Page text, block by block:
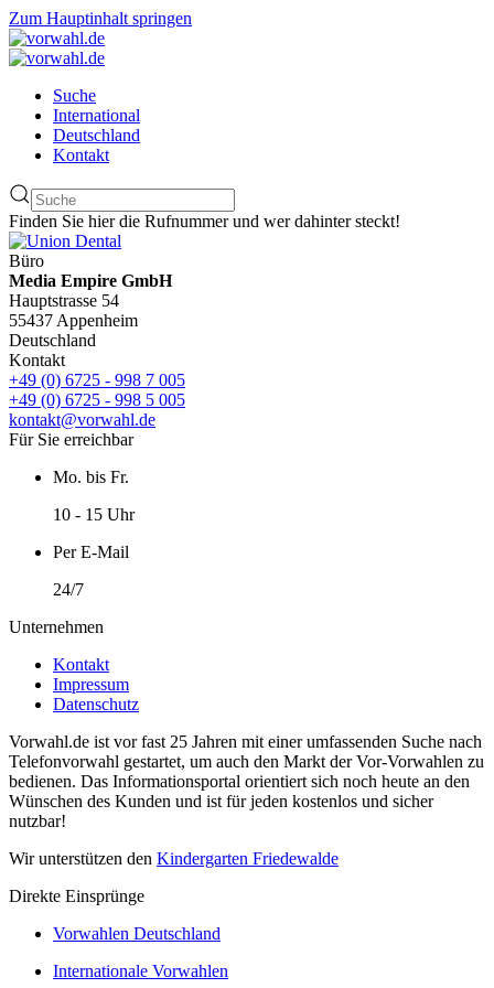
Zum Hauptinhalt springen
Suche
International
Deutschland
Kontakt
Finden Sie hier die Rufnummer und wer dahinter steckt!
Büro
Media Empire GmbH
Hauptstrasse 54
55437 Appenheim
Deutschland
Kontakt
+49 (0) 6725 - 998 7 005
+49 (0) 6725 - 998 5 005
kontakt@vorwahl.de
Für Sie erreichbar
Mo. bis Fr.
10 - 15 Uhr
Per E-Mail
24/7
Unternehmen
Kontakt
Impressum
Datenschutz
Vorwahl.de ist vor fast 25 Jahren mit einer umfassenden Suche nach
Telefonvorwahl gestartet, um auch den Markt der Vor-Vorwahlen zu
bedienen. Das Informationsportal orientiert sich noch heute an den
Wünschen des Kunden und ist für jeden kostenlos und sicher
nutzbar!
Wir unterstützen den Kindergarten Friedewalde
Direkte Einsprünge
Vorwahlen Deutschland
Internationale Vorwahlen